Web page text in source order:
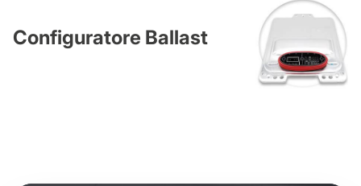
Configuratore Ballast